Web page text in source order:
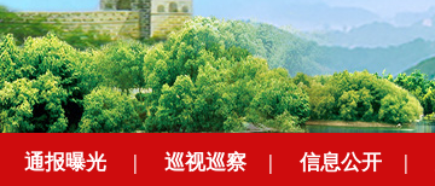
通报曝光 | 巡视巡察 | 信息公开 |